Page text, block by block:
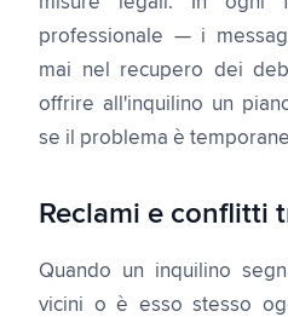
professionale — i
mai nel recupero dei
offrire all'inquilino un
se il problema è
Reclami e conflitti
Quando un inquilino
vicini o è esso stesso